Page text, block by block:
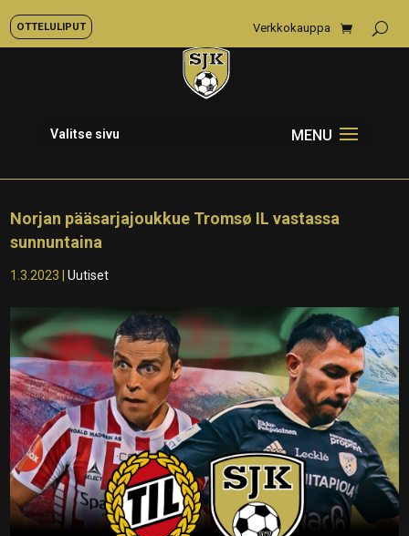
OTTELULIPUT Verkkokauppa
Valitse sivu
Norjan pääsarjajoukkue Tromsø IL vastassa
sunnuntaina
1.3.2023 |Uutiset